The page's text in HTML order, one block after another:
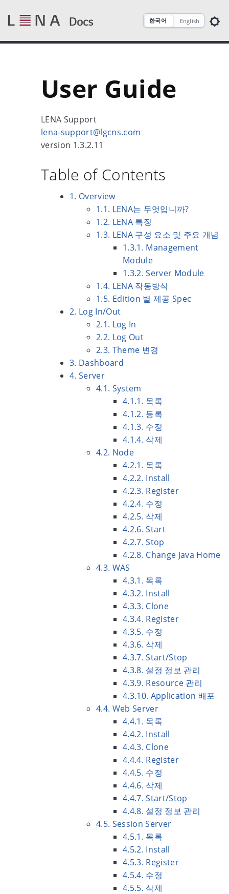
한국어 English
User Guide
LENA Support
lena-support@lgcns.com
version 1.3.2.11
Table of Contents
1. Overview
1.1. LENA는 무엇입니까?
1.2. LENA 특징
1.3. LENA 구성 요소 및 주요 개념
1.3.1. Management
Module
1.3.2. Server Module
1.4. LENA 작동방식
1.5. Edition 별 제공 Spec
2. Log In/Out
2.1. Log In
2.2. Log Out
2.3. Theme 변경
3. Dashboard
4. Server
4.1. System
4.1.1. 목록
4.1.2. 등록
4.1.3. 수정
4.1.4. 삭제
4.2. Node
4.2.1. 목록
4.2.2. Install
4.2.3. Register
4.2.4. 수정
4.2.5. 삭제
4.2.6. Start
4.2.7. Stop
4.2.8. Change Java Home
4.3. WAS
4.3.1. 목록
4.3.2. Install
4.3.3. Clone
4.3.4. Register
4.3.5. 수정
4.3.6. 삭제
4.3.7. Start/Stop
4.3.8. 설정 정보 관리
4.3.9. Resource 관리
4.3.10. Application 배포
4.4. Web Server
4.4.1. 목록
4.4.2. Install
4.4.3. Clone
4.4.4. Register
4.4.5. 수정
4.4.6. 삭제
4.4.7. Start/Stop
4.4.8. 설정 정보 관리
4.5. Session Server
4.5.1. 목록
4.5.2. Install
4.5.3. Register
4.5.4. 수정
4.5.5. 삭제